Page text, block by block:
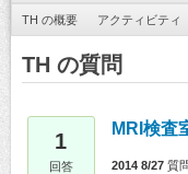
TH の概要 アクティビティ
TH の質問
1
回答
MRI検査
2014 8/27 質